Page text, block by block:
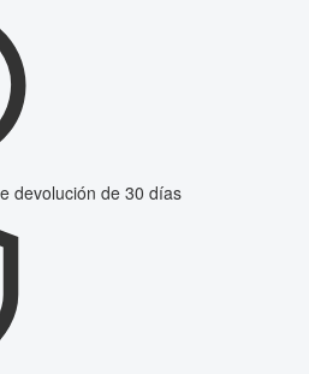
devolución de 30 días